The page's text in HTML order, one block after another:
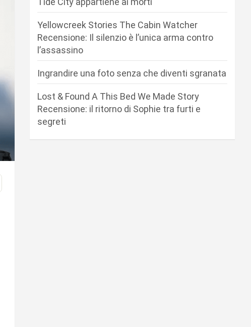
Yellowcreek Stories The Cabin Watcher
Recensione: Il silenzio è l’unica arma contro
l’assassino
Ingrandire una foto senza che diventi sgranata
Lost & Found A This Bed We Made Story
Recensione: il ritorno di Sophie tra furti e
segreti